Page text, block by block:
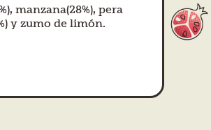
manzana(28%), pera
y zumo de limón.